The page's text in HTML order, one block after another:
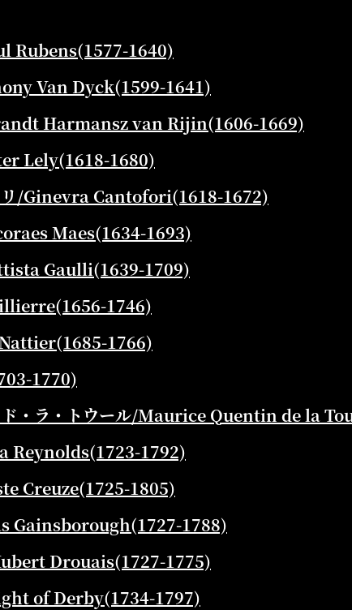
Rubens(1577-1640)
Van Dyck(1599-1641)
Harmansz van Rijin(1606-1669)
Lely(1618-1680)
リ/Ginevra Cantofori(1618-1672)
Maes(1634-1693)
Gaulli(1639-1709)
1746)
1766)
1770)
ド・ラ・トウール/Maurice Quentin de la
Reynolds(1723-1792)
Creuze(1725-1805)
Gainsborough(1727-1788)
Drouais(1727-1775)
of Derby(1734-1797)